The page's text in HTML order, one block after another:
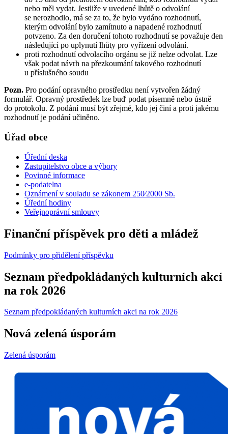
nebo měl vydat. Jestliže v uvedené lhůtě o odvolání
se nerozhodlo, má se za to, že bylo vydáno rozhodnutí,
kterým odvolání bylo zamítnuto a napadené rozhodnutí
potvzeno. Za den doručení tohoto rozhodnutí se považuje den
následující po uplynutí lhůty pro vyřízení odvolání.
proti rozhodnutí odvolacího orgánu se již nelze odvolat. Lze
však podat návrh na přezkoumání takového rozhodnutí
u příslušného soudu
Pozn. Pro podání opravného prostředku není vytvořen žádný
formulář. Opravný prostředek lze buď podat písemně nebo ústně
do protokolu. Z podání musí být zřejmé, kdo jej činí a proti jakému
rozhodnutí je podání učiněno.
Úřad obce
Úřední deska
Zastupitelstvo obce a výbory
Povinné informace
e-podatelna
Oznámení v souladu se zákonem 250⁄2000 Sb.
Úřední hodiny
Veřejnoprávní smlouvy
Finanční příspěvek pro děti a mládež
Podmínky pro přidělení příspěvku
Seznam předpokládaných kulturních akcí
na rok 2026
Seznam předpokládaných kulturních akci na rok 2026
Nová zelená úsporám
Zelená úsporám